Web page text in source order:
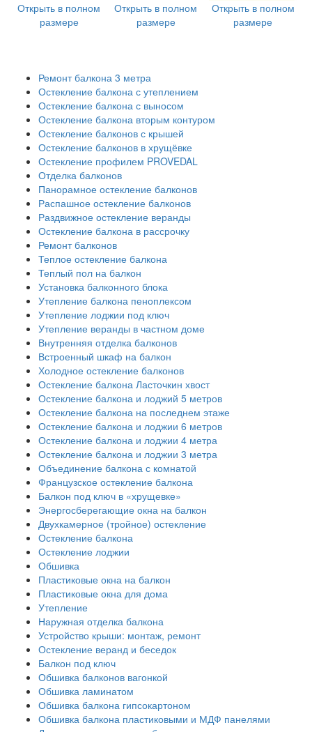
Открыть в полном
размере
Открыть в полном
размере
Открыть в полном
размере
Ремонт балкона 3 метра
Остекление балкона с утеплением
Остекление балкона с выносом
Остекление балкона вторым контуром
Остекление балконов с крышей
Остекление балконов в хрущёвке
Остекление профилем PROVEDAL
Отделка балконов
Панорамное остекление балконов
Распашное остекление балконов
Раздвижное остекление веранды
Остекление балкона в рассрочку
Ремонт балконов
Теплое остекление балкона
Теплый пол на балкон
Установка балконного блока
Утепление балкона пеноплексом
Утепление лоджии под ключ
Утепление веранды в частном доме
Внутренняя отделка балконов
Встроенный шкаф на балкон
Холодное остекление балконов
Остекление балкона Ласточкин хвост
Остекление балкона и лоджий 5 метров
Остекление балкона на последнем этаже
Остекление балкона и лоджии 6 метров
Остекление балкона и лоджии 4 метра
Остекление балкона и лоджии 3 метра
Объединение балкона с комнатой
Французское остекление балкона
Балкон под ключ в «хрущевке»
Энергосберегающие окна на балкон
Двухкамерное (тройное) остекление
Остекление балкона
Остекление лоджии
Обшивка
Пластиковые окна на балкон
Пластиковые окна для дома
Утепление
Наружная отделка балкона
Устройство крыши: монтаж, ремонт
Остекление веранд и беседок
Балкон под ключ
Обшивка балконов вагонкой
Обшивка ламинатом
Обшивка балкона гипсокартоном
Обшивка балкона пластиковыми и МДФ панелями